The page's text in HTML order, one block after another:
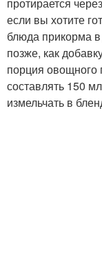
если вы хотите
блюда прикорма
позже, как
порция овощного
составлять 150
измельчать в